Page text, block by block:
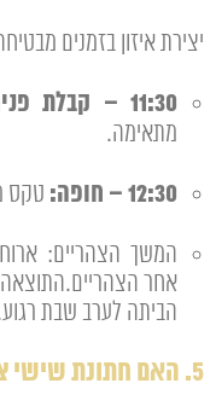
יצירת איזון בזמנים
11:30 – קבלת פנים:
מתאימה.
12:30 – חופה: טקס
המשך הצהריים:
אחר הצהריים.התוצאה:
הביתה לערב שבת
5. האם חתונת שישי צהריים מתאימה גם לשומרי שבת?